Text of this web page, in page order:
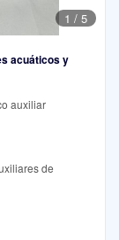
1 / 5
acuáticos y
auxiliar
de